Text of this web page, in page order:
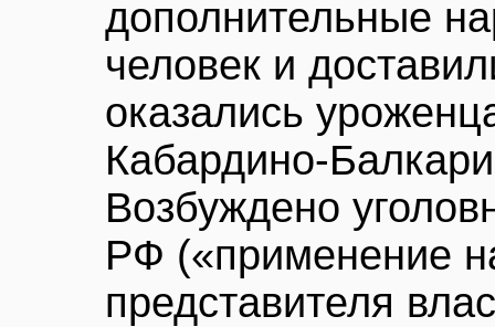
дополнительные
человек и
оказались
Кабардино-
Возбуждено
РФ («применение
представителя